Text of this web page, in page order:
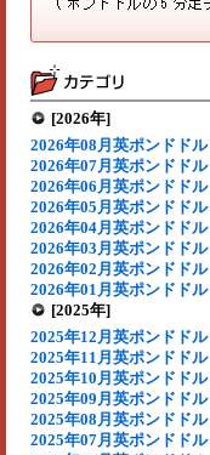
[2026年]
2026年08月英ポンドドル
2026年07月英ポンドドル
2026年06月英ポンドドル
2026年05月英ポンドドル
2026年04月英ポンドドル
2026年03月英ポンドドル
2026年02月英ポンドドル
2026年01月英ポンドドル
[2025年]
2025年12月英ポンドドル
2025年11月英ポンドドル
2025年10月英ポンドドル
2025年09月英ポンドドル
2025年08月英ポンドドル
2025年07月英ポンドドル